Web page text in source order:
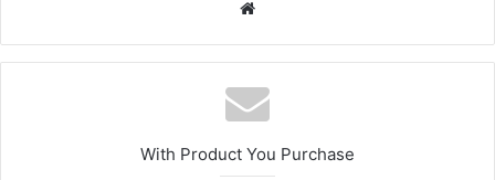
Website
With Product You Purchase